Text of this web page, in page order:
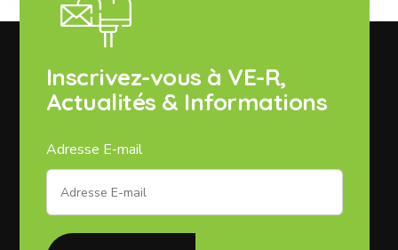
Inscrivez-vous à VE-R,
Actualités & Informations
Adresse E-mail